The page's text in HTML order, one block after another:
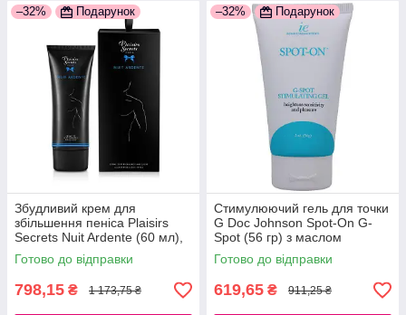
–32% Подарунок
Збудливий крем для
збільшення пеніса Plaisirs
Secrets Nuit Ardente (60 мл),
можна для клітора
777Store.com.ua
Готово до відправки
798,15 ₴ 1 173,75 ₴
–32% Подарунок
Стимулюючий гель для точки
G Doc Johnson Spot-On G-
Spot (56 гр) з маслом
мигдалю і перцевої м'яти
777Store.com.ua
Готово до відправки
619,65 ₴ 911,25 ₴